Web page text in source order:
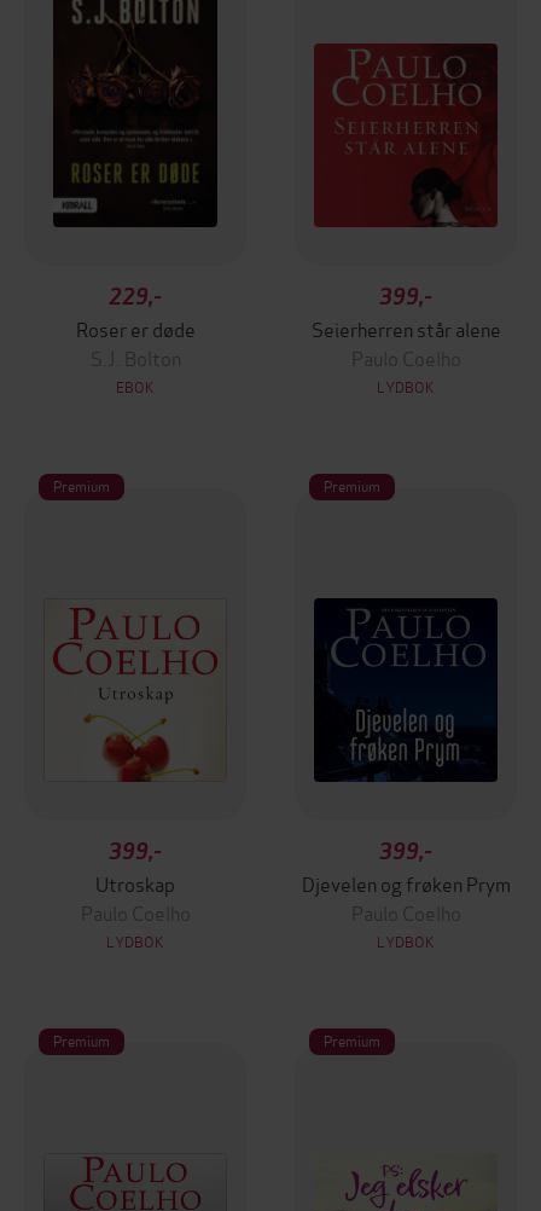
229,-
Roser er døde
S.J. Bolton
EBOK
399,-
Seierherren står alene
Paulo Coelho
LYDBOK
Premium
399,-
Utroskap
Paulo Coelho
LYDBOK
Premium
399,-
Djevelen og frøken Prym
Paulo Coelho
LYDBOK
Premium Premium